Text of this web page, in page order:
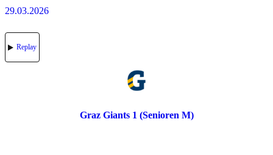
29.03.2026
Replay
Graz Giants 1 (Senioren M)